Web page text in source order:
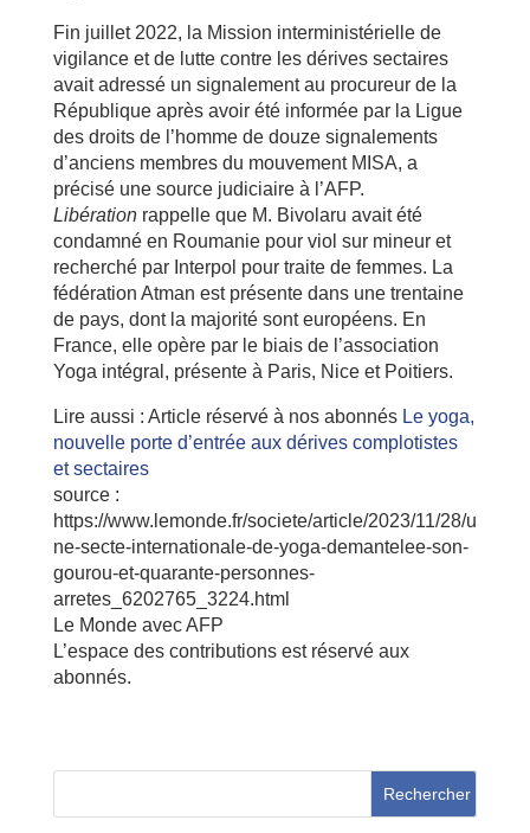
Fin juillet 2022, la Mission interministérielle de
vigilance et de lutte contre les dérives sectaires
avait adressé un signalement au procureur de la
République après avoir été informée par la Ligue
des droits de l’homme de douze signalements
d’anciens membres du mouvement MISA, a
précisé une source judiciaire à l’AFP.
Libération rappelle que M. Bivolaru avait été
condamné en Roumanie pour viol sur mineur et
recherché par Interpol pour traite de femmes. La
fédération Atman est présente dans une trentaine
de pays, dont la majorité sont européens. En
France, elle opère par le biais de l’association
Yoga intégral, présente à Paris, Nice et Poitiers.
Lire aussi : Article réservé à nos abonnés Le yoga,
nouvelle porte d’entrée aux dérives complotistes
et sectaires
source :
https://www.lemonde.fr/societe/article/2023/11/28/u
ne-secte-internationale-de-yoga-demantelee-son-
gourou-et-quarante-personnes-
arretes_6202765_3224.html
Le Monde avec AFP
L’espace des contributions est réservé aux
abonnés.